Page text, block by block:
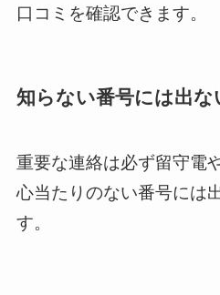
口コミを確認できます。
知らない番号には出な
重要な連絡は必ず留守電
心当たりのない番号には
す。